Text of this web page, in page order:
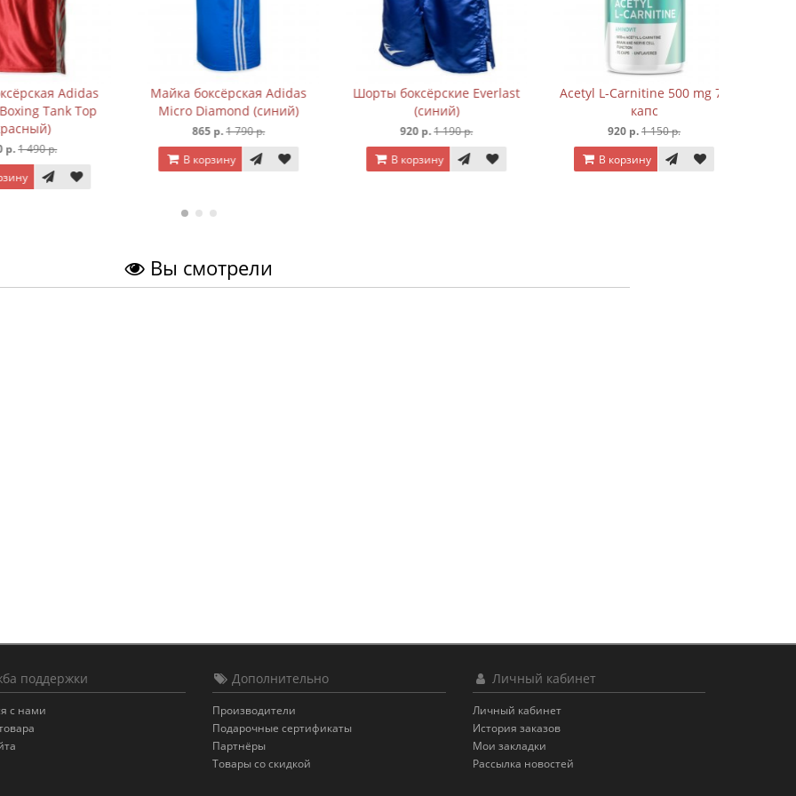
Adidas
Tank Top
р.
Майка боксёрская Adidas
Micro Diamond (синий)
865 р.1 790 р.
В корзину
Шорты боксёрские Everlast
(синий)
920 р.1 190 р.
В корзину
Acetyl L-Carnitine 500 mg 75
920 р.1 150 р.
В корзину
Вы смотрели
поддержки
с нами
Дополнительно
Производители
Подарочные сертификаты
Партнёры
Товары со скидкой
Личный кабинет
Личный кабинет
История заказов
Мои закладки
Рассылка новостей